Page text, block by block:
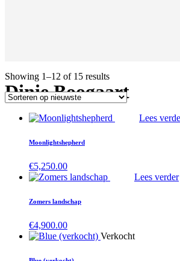
Dinie Boogaart
Showing 1–12 of 15 results
Lees
Moonlightshepherd
€5,250.00
Lees verder
Zomers landschap
€4,900.00
Verkocht